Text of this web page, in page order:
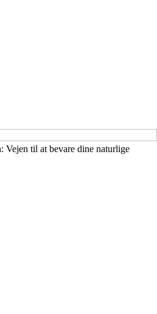
Vejen til at bevare dine naturlige